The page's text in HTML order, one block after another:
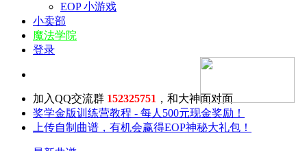
EOP 小游戏
小卖部
魔法学院
登录
加入QQ交流群 152325751 ，和大神面对面
奖学金版训练营教程 - 每人500元现金奖励！
上传自制曲谱，有机会赢得EOP神秘大礼包！